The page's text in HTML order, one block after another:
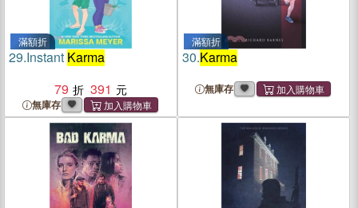
滿額折
29.Instant Karma
79
391
無庫存
滿額折
30.Karma
無庫存